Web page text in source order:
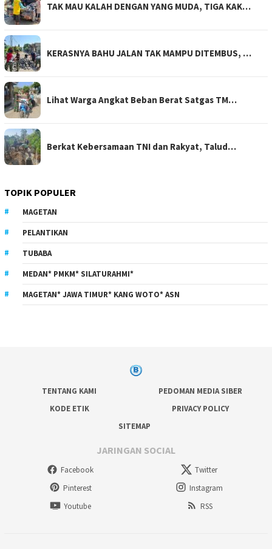
TAK MAU KALAH DENGAN YANG MUDA, TIGA KAK…
KERASNYA BAHU JALAN TAK MAMPU DITEMBUS, …
Lihat Warga Angkat Beban Berat Satgas TM…
Berkat Kebersamaan TNI dan Rakyat, Talud…
TOPIK POPULER
MAGETAN
PELANTIKAN
TUBABA
MEDAN* PMKM* SILATURAHMI*
MAGETAN* JAWA TIMUR* KANG WOTO* ASN
TENTANG KAMI
PEDOMAN MEDIA SIBER
KODE ETIK
PRIVACY POLICY
SITEMAP
JARINGAN SOCIAL
Facebook
Twitter
Pinterest
Instagram
Youtube
RSS